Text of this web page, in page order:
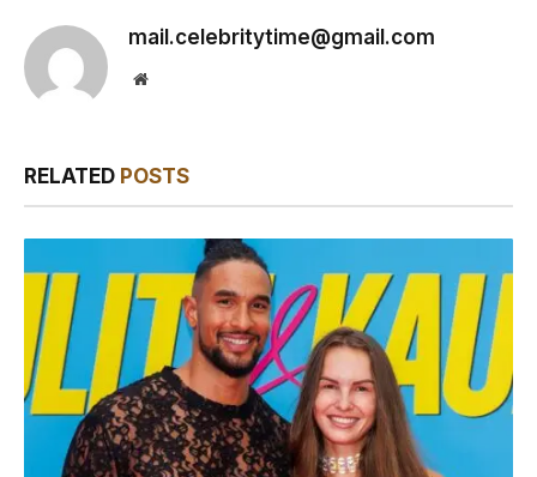
mail.celebritytime@gmail.com
Website
RELATED POSTS